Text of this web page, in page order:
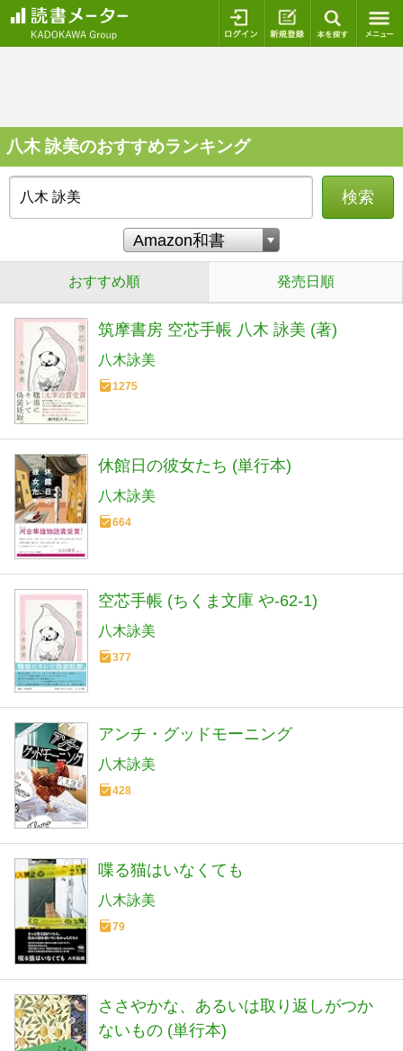
ログイン 新規登録
八木 詠美のおすすめランキング
検索
おすすめ順 発売日順
筑摩書房 空芯手帳 八木 詠美 (著)
八木詠美
1275
休館日の彼女たち (単行本)
八木詠美
664
空芯手帳 (ちくま文庫 や-62-1)
八木詠美
377
アンチ・グッドモーニング
八木詠美
428
喋る猫はいなくても
八木詠美
79
ささやかな、あるいは取り返しがつか
ないもの (単行本)